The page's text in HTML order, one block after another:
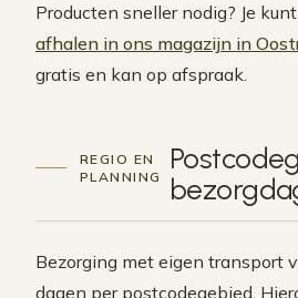
Producten sneller nodig? Je
afhalen in ons magazijn in
gratis en kan op afspraak.
REGIO EN
PLANNING
Bezorging met eigen transport
dagen per postcodegebied.